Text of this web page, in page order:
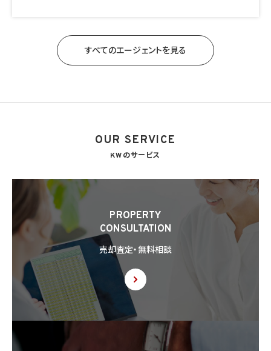
すべてのエージェントを見る
OUR SERVICE
KWのサービス
PROPERTY
CONSULTATION
売却査定・無料相談